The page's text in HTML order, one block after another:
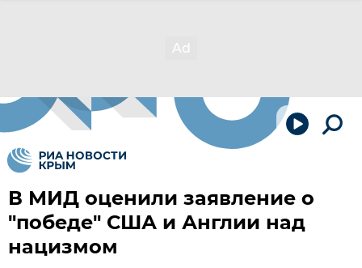
В МИД оценили заявление о
"победе" США и Англии над
нацизмом